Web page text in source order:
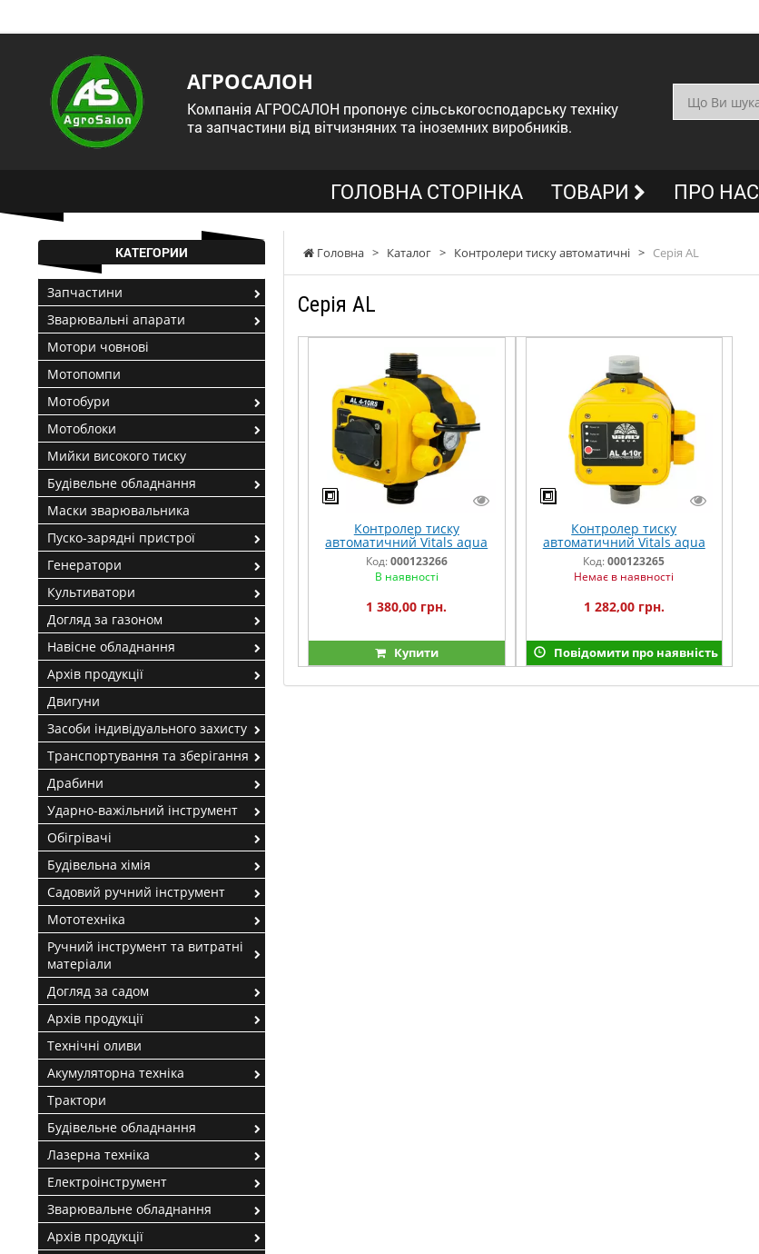
АГРОСАЛОН
Компанія АГРОСАЛОН пропонує сільськогосподарську техніку
та запчастини від вітчизняних та іноземних виробників.
ГОЛОВНА СТОРІНКА ТОВАРИ ПРО НАС
Головна > Каталог > Контролери тиску автоматичні > Cерія AL
Cерія AL
Контролер тиску
автоматичний Vitals aqua
AL 4-10rs
Код:000123266
В наявності
1 380,00 грн.
Купити
Контролер тиску
автоматичний Vitals aqua
AL 4-10r
Код:000123265
Немає в наявності
1 282,00 грн.
Повідомити про наявність
КАТЕГОРИИ
Запчастини
Зварювальні апарати
Мотори човнові
Мотопомпи
Мотобури
Мотоблоки
Мийки високого тиску
Будівельне обладнання
Маски зварювальника
Пуско-зарядні пристрої
Генератори
Культиватори
Догляд за газоном
Навісне обладнання
Архів продукції
Двигуни
Засоби індивідуального захисту
Транспортування та зберігання
Драбини
Ударно-важільний інструмент
Обігрівачі
Будівельна хімія
Садовий ручний інструмент
Мототехніка
Ручний інструмент та витратні
матеріали
Догляд за садом
Архів продукції
Технічні оливи
Акумуляторна техніка
Трактори
Будівельне обладнання
Лазерна техніка
Електроінструмент
Зварювальне обладнання
Архів продукції